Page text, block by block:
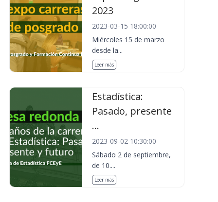
2023
2023-03-15 18:00:00
Miércoles 15 de marzo
desde la...
Leer más
Estadística:
Pasado, presente
...
2023-09-02 10:30:00
Sábado 2 de septiembre,
de 10....
Leer más